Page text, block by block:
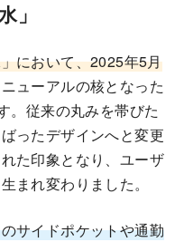
」
において、2025年5月
ニューアルの核となった
。従来の丸みを帯びた
ったデザインへと変更
た印象となり、ユーザ
まれ変わりました。
サイドポケットや通勤